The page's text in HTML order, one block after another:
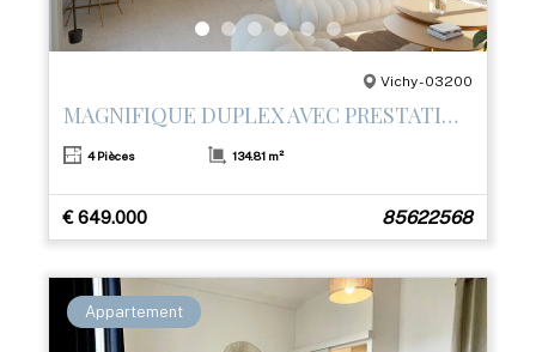
Vichy - 03200
MAGNIFIQUE DUPLEX AVEC PRESTATIONS HAUT DE GAMME ET TERRASSE– CŒUR DE VICHY
4 Pièces 134.81 m²
€ 649.000 85622568
Appartement